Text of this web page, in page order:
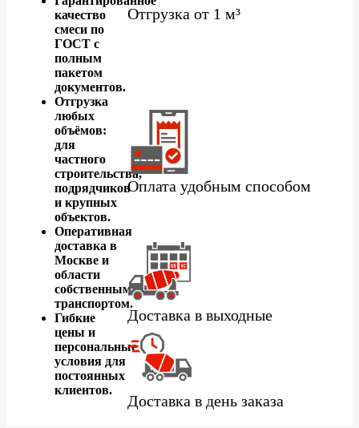
качество
смеси по
ГОСТ с
полным
пакетом
документов.
Отгрузка
любых
объёмов:
для
частного
строительства,
подрядчиков
и крупных
объектов.
Оперативная
доставка в
Москве и
области
собственным
транспортом.
Гибкие
цены и
персональные
условия для
постоянных
клиентов.
Отгрузка от 1 м³
Оплата удобным способом
Доставка в выходные
Доставка в день заказа